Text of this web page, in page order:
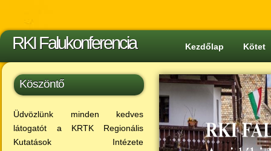
RKI Falukonferencia Kezdőlap Kötet
Köszöntő
Üdvözlünk minden kedves
látogatót a KRTK Regionális
Kutatások Intézete